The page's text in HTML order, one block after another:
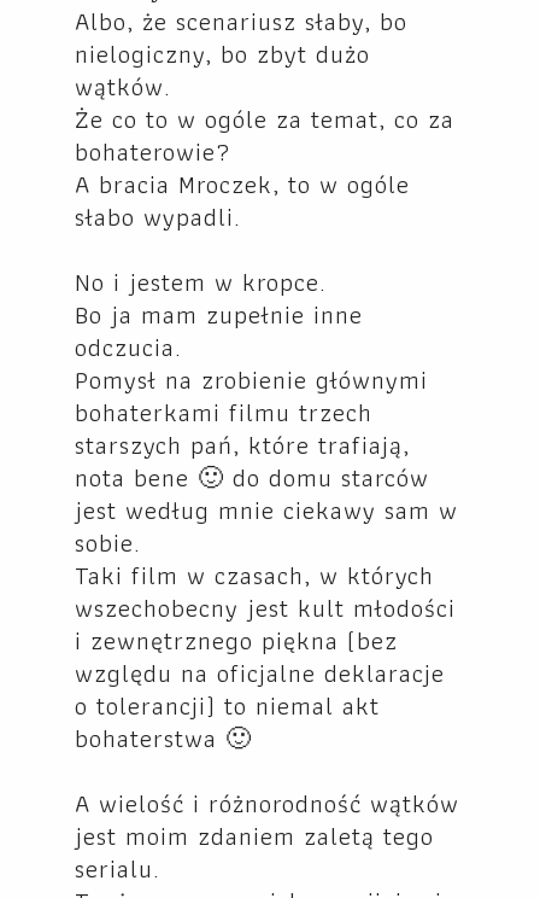
Albo, że scenariusz słaby, bo
nielogiczny, bo zbyt dużo
wątków.
Że co to w ogóle za temat, co za
bohaterowie?
A bracia Mroczek, to w ogóle
słabo wypadli.
No i jestem w kropce.
Bo ja mam zupełnie inne
odczucia.
Pomysł na zrobienie głównymi
bohaterkami filmu trzech
starszych pań, które trafiają,
nota bene 🙂 do domu starców
jest według mnie ciekawy sam w
sobie.
Taki film w czasach, w których
wszechobecny jest kult młodości
i zewnętrznego piękna (bez
względu na oficjalne deklaracje
o tolerancji) to niemal akt
bohaterstwa 🙂
A wielość i różnorodność wątków
jest moim zdaniem zaletą tego
serialu.